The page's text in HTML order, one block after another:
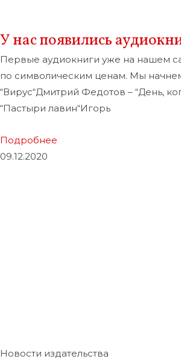
У нас появились
Первые аудиокниги уже на нашем
по символическим ценам. Мы
“Вирус“Дмитрий Федотов – “День,
“Пастыри лавин“Игорь
Подробнее
09.12.2020
Новости издательства